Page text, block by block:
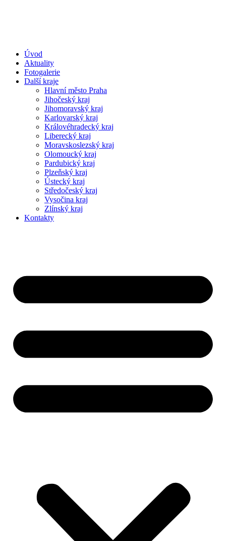
Úvod
Aktuality
Fotogalerie
Další kraje
Hlavní město Praha
Jihočeský kraj
Jihomoravský kraj
Karlovarský kraj
Královéhradecký kraj
Liberecký kraj
Moravskoslezský kraj
Olomoucký kraj
Pardubický kraj
Plzeňský kraj
Ústecký kraj
Středočeský kraj
Vysočina kraj
Zlínský kraj
Kontakty